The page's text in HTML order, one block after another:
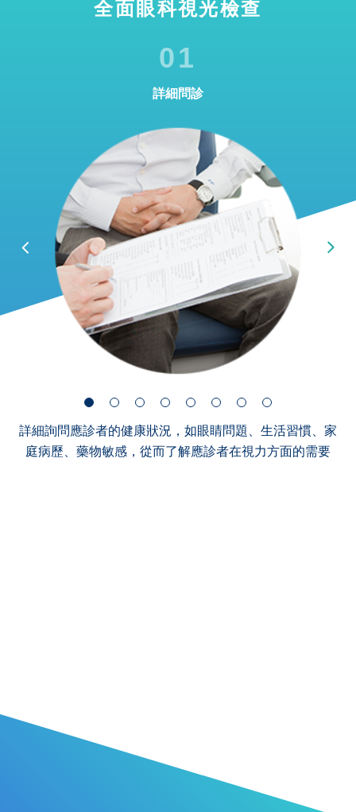
全面眼科視光檢查
01
詳細問診
詳細詢問應診者的健康狀況，如眼睛問題、生活習慣、家
庭病歷、藥物敏感，從而了解應診者在視力方面的需要